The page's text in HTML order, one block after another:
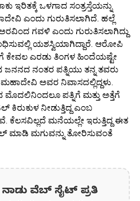
ಇರಿತಕ್ಕೆ ಒಳಗಾದ ಸಂತ್ರಸ್ತೆಯನ್ನು
ಎಂದು ಗುರುತಿಸಲಾಗಿದೆ. ಹಲ್ಲೆ
ಗವಳಿ ಎಂದು ಗುರುತಿಸಲಾಗಿದ್ದು
ಯಶಸ್ವಿಯಾಗಿದ್ದಾರೆ. ಆರೋಪಿ
ಎರಡು ತಿಂಗಳ ಹಿಂದೆಯಷ್ಟೇ
ನಂತರ ಪತ್ನಿಯು ತನ್ನ ತವರು
ಅವರ ನಿವಾಸದಲ್ಲಿದ್ದಳು.
ಪತ್ನಿಗೆ ಮತ್ತು ಅತ್ತೆಗೆ
ನೀಡುತ್ತಿದ್ದ ಎಂಬ
ಕೆಲಸವಿಲ್ಲದೆ ಮನೆಯಲ್ಲೇ ಇರುತ್ತಿದ್ದ ಈತ
ಮಾಡಿ ಮಗುವನ್ನು ತೋರಿಸುವಂತೆ
ವೆಬ್ ಸೈಟ್ ಪ್ರತಿ